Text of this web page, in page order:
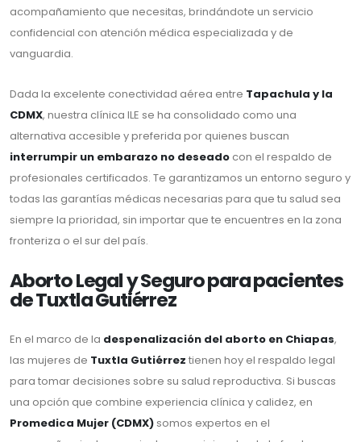
acompañamiento que necesitas, brindándote un servicio
confidencial con atención médica especializada y de
vanguardia.
Dada la excelente conectividad aérea entre Tapachula y la
CDMX, nuestra clínica ILE se ha consolidado como una
alternativa accesible y preferida por quienes buscan
interrumpir un embarazo no deseado con el respaldo de
profesionales certificados. Te garantizamos un entorno seguro y
todas las garantías médicas necesarias para que tu salud sea
siempre la prioridad, sin importar que te encuentres en la zona
fronteriza o el sur del país.
Aborto Legal y Seguro para pacientes
de Tuxtla Gutiérrez
En el marco de la despenalización del aborto en Chiapas,
las mujeres de Tuxtla Gutiérrez tienen hoy el respaldo legal
para tomar decisiones sobre su salud reproductiva. Si buscas
una opción que combine experiencia clínica y calidez, en
Promedica Mujer (CDMX) somos expertos en el